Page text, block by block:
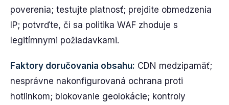
poverenia; testujte platnosť; prejdite obmedzenia
IP; potvrďte, či sa politika WAF zhoduje s
legitímnymi požiadavkami.
Faktory doručovania obsahu: CDN medzipamäť;
nesprávne nakonfigurovaná ochrana proti
hotlinkom; blokovanie geolokácie; kontroly